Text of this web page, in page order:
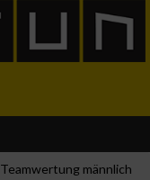
Teamwertung männlich